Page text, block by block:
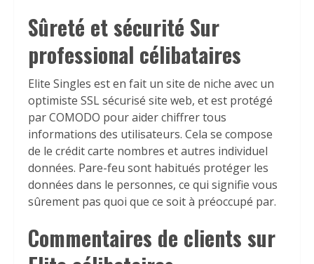
Sûreté et sécurité Sur
professional célibataires
Elite Singles est en fait un site de niche avec un
optimiste SSL sécurisé site web, et est protégé
par COMODO pour aider chiffrer tous
informations des utilisateurs. Cela se compose
de le crédit carte nombres et autres individuel
données. Pare-feu sont habitués protéger les
données dans le personnes, ce qui signifie vous
sûrement pas quoi que ce soit à préoccupé par.
Commentaires de clients sur